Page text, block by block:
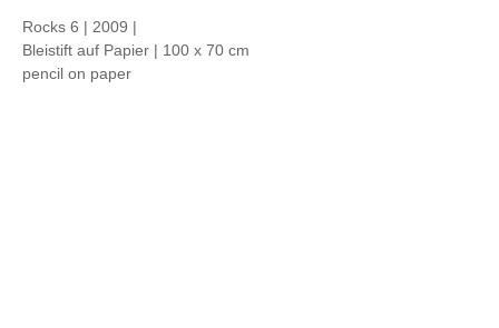
Rocks 6 | 2009 |
Bleistift auf Papier | 100 x 70 cm
pencil on paper